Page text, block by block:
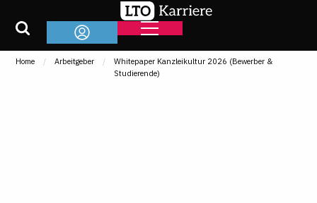
Home Arbeitgeber
Whitepaper Kanzleikultur 2026 (Bewerber &
Studierende)